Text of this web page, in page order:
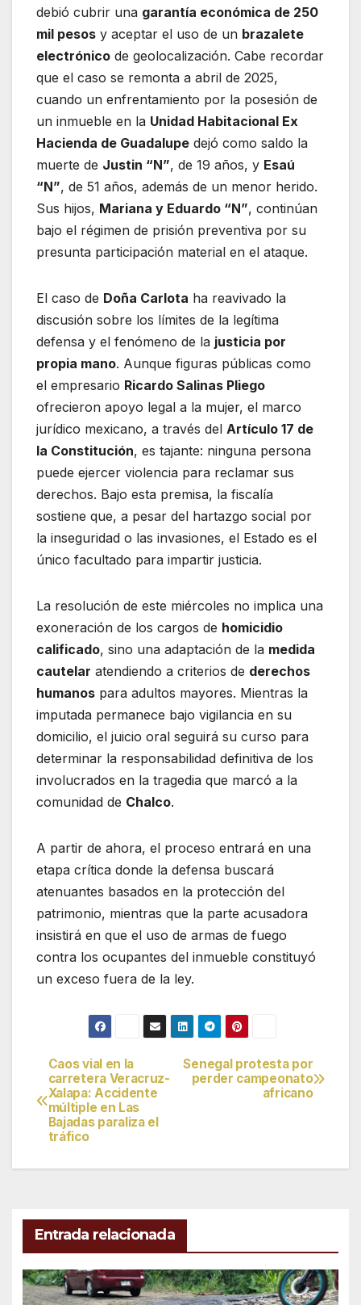
debió cubrir una garantía económica de 250
mil pesos y aceptar el uso de un brazalete
electrónico de geolocalización. Cabe recordar
que el caso se remonta a abril de 2025,
cuando un enfrentamiento por la posesión de
un inmueble en la Unidad Habitacional Ex
Hacienda de Guadalupe dejó como saldo la
muerte de Justin “N”, de 19 años, y Esaú
“N”, de 51 años, además de un menor herido.
Sus hijos, Mariana y Eduardo “N”, continúan
bajo el régimen de prisión preventiva por su
presunta participación material en el ataque.
El caso de Doña Carlota ha reavivado la
discusión sobre los límites de la legítima
defensa y el fenómeno de la justicia por
propia mano. Aunque figuras públicas como
el empresario Ricardo Salinas Pliego
ofrecieron apoyo legal a la mujer, el marco
jurídico mexicano, a través del Artículo 17 de
la Constitución, es tajante: ninguna persona
puede ejercer violencia para reclamar sus
derechos. Bajo esta premisa, la fiscalía
sostiene que, a pesar del hartazgo social por
la inseguridad o las invasiones, el Estado es el
único facultado para impartir justicia.
La resolución de este miércoles no implica una
exoneración de los cargos de homicidio
calificado, sino una adaptación de la medida
cautelar atendiendo a criterios de derechos
humanos para adultos mayores. Mientras la
imputada permanece bajo vigilancia en su
domicilio, el juicio oral seguirá su curso para
determinar la responsabilidad definitiva de los
involucrados en la tragedia que marcó a la
comunidad de Chalco.
A partir de ahora, el proceso entrará en una
etapa crítica donde la defensa buscará
atenuantes basados en la protección del
patrimonio, mientras que la parte acusadora
insistirá en que el uso de armas de fuego
contra los ocupantes del inmueble constituyó
un exceso fuera de la ley.
Navegación
de
entradas
Senegal protesta por
perder campeonato
africano
Caos vial en la
carretera Veracruz-
Xalapa: Accidente
múltiple en Las
Bajadas paraliza el
tráfico
Entrada relacionada